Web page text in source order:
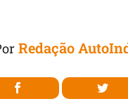
Redação